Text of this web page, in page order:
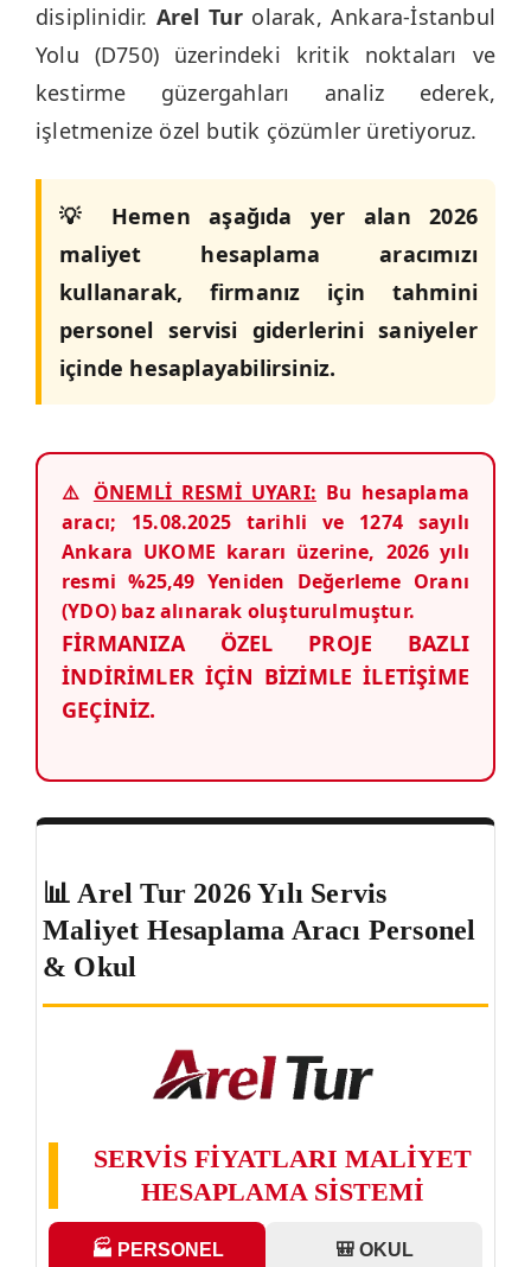
disiplinidir. Arel Tur olarak, Ankara-İstanbul
Yolu (D750) üzerindeki kritik noktaları ve
kestirme güzergahları analiz ederek,
işletmenize özel butik çözümler üretiyoruz.
💡 Hemen aşağıda yer alan 2026
maliyet hesaplama aracımızı
kullanarak, firmanız için tahmini
personel servisi giderlerini saniyeler
içinde hesaplayabilirsiniz.
⚠️ ÖNEMLİ RESMİ UYARI: Bu hesaplama
aracı; 15.08.2025 tarihli ve 1274 sayılı
Ankara UKOME kararı üzerine, 2026 yılı
resmi %25,49 Yeniden Değerleme Oranı
(YDO) baz alınarak oluşturulmuştur.
FİRMANIZA ÖZEL PROJE BAZLI
İNDİRİMLER İÇİN BİZİMLE İLETİŞİME
GEÇİNİZ.
📊 Arel Tur 2026 Yılı Servis
Maliyet Hesaplama Aracı Personel
& Okul
SERVİS FİYATLARI MALİYET
HESAPLAMA SİSTEMİ
🏭 PERSONEL 🎒 OKUL